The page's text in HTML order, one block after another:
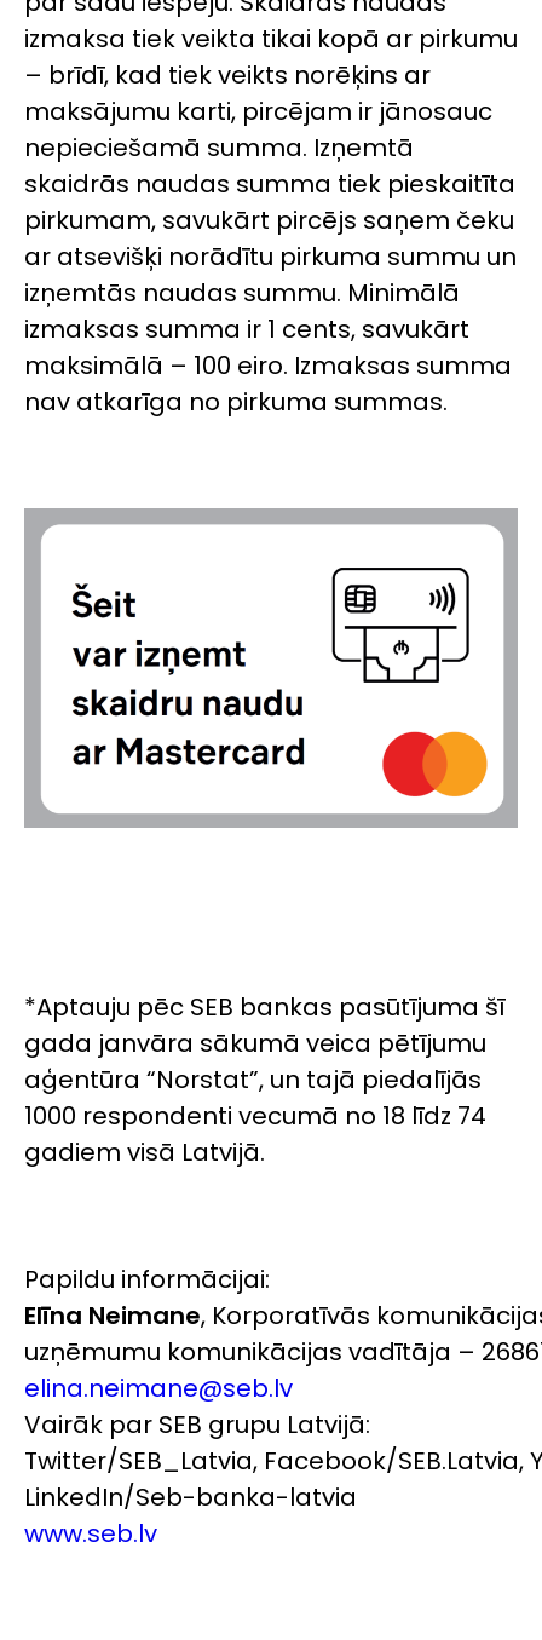
izmaksa tiek veikta tikai kopā ar pirkumu
– brīdī, kad tiek veikts norēķins ar
maksājumu karti, pircējam ir jānosauc
nepieciešamā summa. Izņemtā
skaidrās naudas summa tiek pieskaitīta
pirkumam, savukārt pircējs saņem čeku
ar atsevišķi norādītu pirkuma summu un
izņemtās naudas summu. Minimālā
izmaksas summa ir 1 cents, savukārt
maksimālā – 100 eiro. Izmaksas summa
nav atkarīga no pirkuma summas.
*Aptauju pēc SEB bankas pasūtījuma šī
gada janvāra sākumā veica pētījumu
aģentūra “Norstat”, un tajā piedalījās
1000 respondenti vecumā no 18 līdz 74
gadiem visā Latvijā.
Papildu informācijai:
Elīna Neimane, Korporatīvās
uzņēmumu komunikācijas vadītāja –
elina.neimane@seb.lv
Vairāk par SEB grupu Latvijā:
Twitter/SEB_Latvia, Facebook/SEB.Latvia,
LinkedIn/Seb-banka-latvia
www.seb.lv